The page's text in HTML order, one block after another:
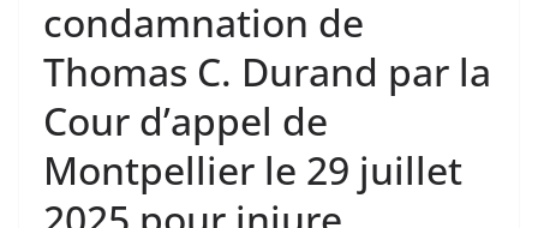
condamnation de
Thomas C. Durand par la
Cour d’appel de
Montpellier le 29 juillet